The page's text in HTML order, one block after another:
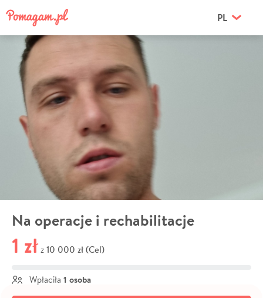
PL
Na operacje i rechabilitacje
1 zł z 10 000 zł (Cel)
Wpłaciła 1 osoba